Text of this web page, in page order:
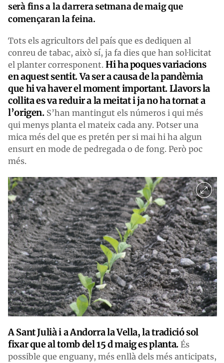
serà fins a la darrera setmana de maig que
començaran la feina.
Tots els agricultors del país que es dediquen al
conreu de tabac, això sí, ja fa dies que han sol·licitat
el planter corresponent. Hi ha poques variacions
en aquest sentit. Va ser a causa de la pandèmia
que hi va haver el moment important. Llavors la
collita es va reduir a la meitat i ja no ha tornat a
l’origen.S’han mantingut els números i qui més
qui menys planta el mateix cada any. Potser una
mica més del que es pretén per si mai hi ha algun
ensurt en mode de pedregada o de fong. Però poc
més.
A Sant Julià i a Andorra la Vella, la tradició sol
fixar que al tomb del 15 d maig es planta.És
possible que enguany, més enllà dels més anticipats,